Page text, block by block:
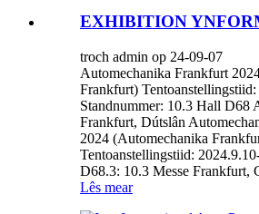
EXHIBITION
troch admin op 24-09-07
Automechanika Frankfurt
Frankfurt)
Standnummer: 10.3 Hall D68
Frankfurt, Dútslân
2024 (Automechanika
Tentoanstellingstiid:
D68.3: 10.3 Messe Frankfurt,
Lês mear